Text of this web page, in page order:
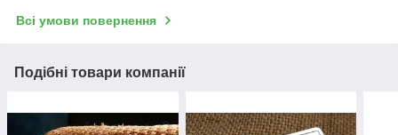
Всі умови повернення
Подібні товари компанії